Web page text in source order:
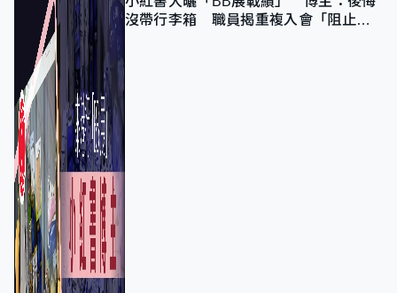
沒帶行李箱 職員揭重複入會「阻止唔